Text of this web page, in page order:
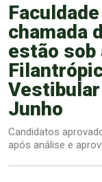
chamada
estão sob
Junho
Candidatos
após análise e